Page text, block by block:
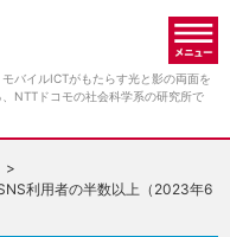
バイルICTがもたらす光と影の両面を
NTTドコモの社会科学系の研究所で
利用者の半数以上（2023年6